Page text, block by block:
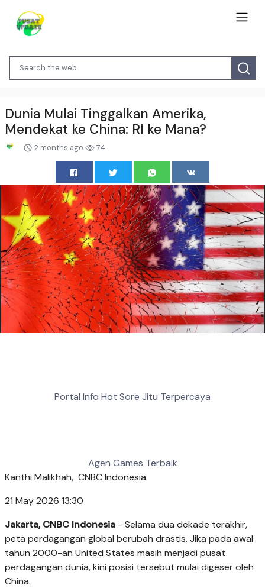
Dunia Mulai Tinggalkan Amerika,
Mendekat ke China: RI ke Mana?
2 months ago 74
Portal Info Hot Sore Jitu Terpercaya
Agen Games Terbaik
Kanthi Malikhah, CNBC Indonesia
21 May 2026 13:30
Jakarta, CNBC Indonesia - Selama dua dekade terakhir,
peta perdagangan global berubah drastis. Jika pada awal
tahun 2000-an United States masih menjadi pusat
perdagangan dunia, kini posisi tersebut mulai digeser oleh
China.